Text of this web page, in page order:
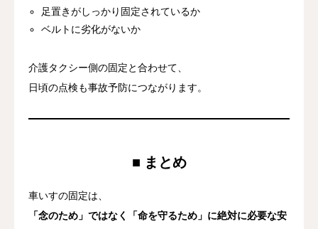
足置きがしっかり固定されているか
ベルトに劣化がないか
介護タクシー側の固定と合わせて、
日頃の点検も事故予防につながります。
■ まとめ
車いすの固定は、
「念のため」ではなく「命を守るため」に絶対に必要な安